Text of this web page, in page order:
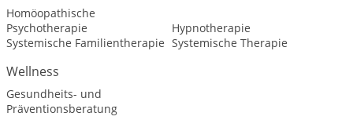
Homöopathische
Psychotherapie
Hypnotherapie
Systemische Familientherapie Systemische Therapie
Wellness
Gesundheits- und
Präventionsberatung